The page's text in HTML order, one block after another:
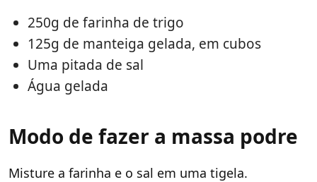
250g de farinha de trigo
125g de manteiga gelada, em cubos
Uma pitada de sal
Água gelada
Modo de fazer a massa podre
Misture a farinha e o sal em uma tigela.